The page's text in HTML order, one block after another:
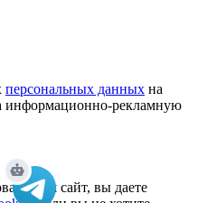
персональных данных на
информационно-рекламную
наш сайт, вы даете